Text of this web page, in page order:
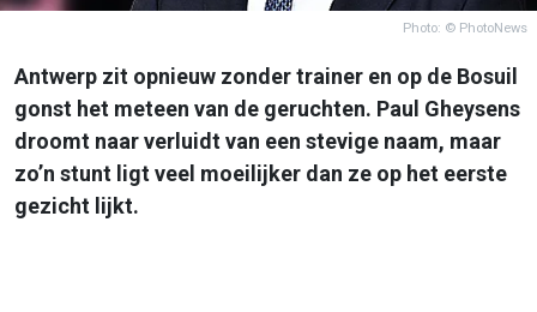
Photo: © PhotoNews
Antwerp zit opnieuw zonder trainer en op de Bosuil
gonst het meteen van de geruchten. Paul Gheysens
droomt naar verluidt van een stevige naam, maar
zo’n stunt ligt veel moeilijker dan ze op het eerste
gezicht lijkt.